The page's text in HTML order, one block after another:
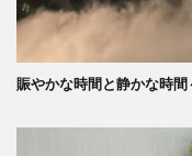
賑やかな時間と静かな時